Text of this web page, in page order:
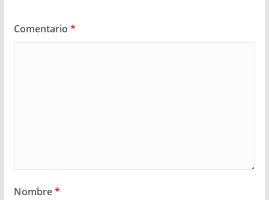
Comentario *
Nombre*